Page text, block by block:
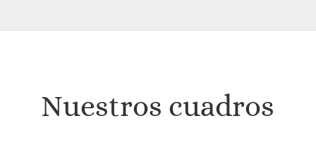
Nuestros cuadros